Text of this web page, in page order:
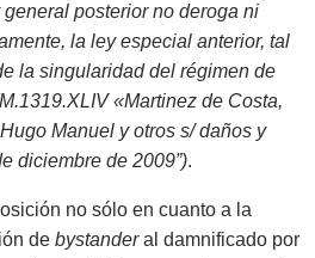
posterior no deroga ni
la ley especial anterior, tal
la singularidad del régimen de
«Martinez de Costa,
Manuel y otros s/ daños y
diciembre de 2009”).
no sólo en cuanto a la
debystanderal damnificado por